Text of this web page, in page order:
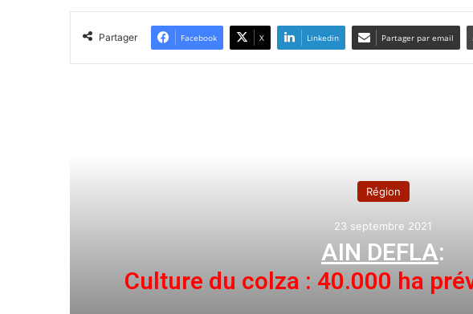
Partager Facebook X Linkedin Partager par email
Région
23 septembre 2021
AIN DEFLA:
Culture du colza : 40.000 ha